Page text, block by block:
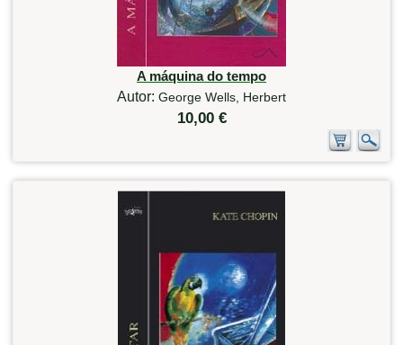
A máquina do tempo
Autor: George Wells, Herbert
10,00 €